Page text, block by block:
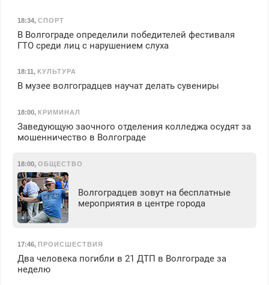
18:34, СПОРТ
В Волгограде определили победителей фестиваля
ГТО среди лиц с нарушением слуха
18:11 , КУЛЬТУРА
В музее волгоградцев научат делать сувениры
18:00, КРИМИНАЛ
Заведующую заочного отделения колледжа осудят за
мошенничество в Волгограде
18:00, ОБЩЕСТВО
Волгоградцев зовут на бесплатные
мероприятия в центре города
17:46, ПРОИСШЕСТВИЯ
Два человека погибли в 21 ДТП в Волгограде за
неделю